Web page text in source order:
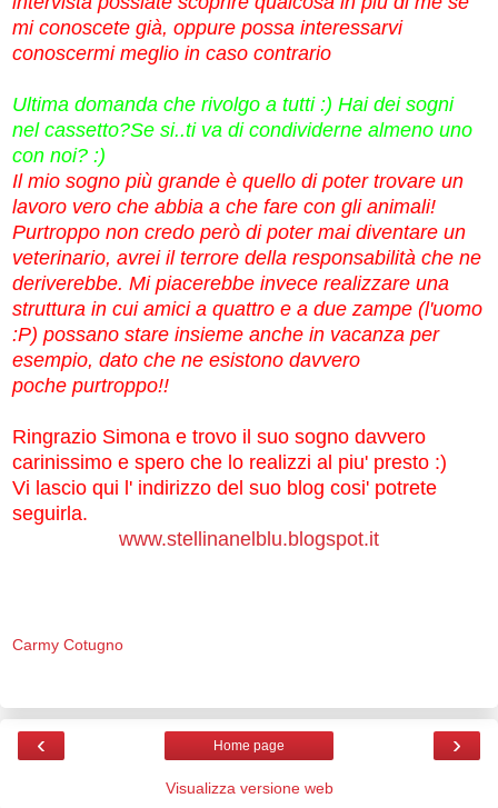
mi conoscete già, oppure possa interessarvi
conoscermi meglio in caso contrario
Ultima domanda che rivolgo a tutti :) Hai dei sogni
nel cassetto?Se si..ti va di condividerne almeno uno
con noi? :)
Il mio sogno più grande è quello di poter trovare un
lavoro vero che abbia a che fare con gli animali!
Purtroppo non credo però di poter mai diventare un
veterinario, avrei il terrore della responsabilità che ne
deriverebbe. Mi piacerebbe invece realizzare una
struttura in cui amici a quattro e a due zampe (l'uomo
:P) possano stare insieme anche in vacanza per
esempio, dato che ne esistono davvero
poche purtroppo!!
Ringrazio Simona e trovo il suo sogno davvero
carinissimo e spero che lo realizzi al piu' presto :)
Vi lascio qui l' indirizzo del suo blog cosi' potrete
seguirla.
www.stellinanelblu.blogspot.it
Carmy Cotugno
‹ ›
Home page
Visualizza versione web